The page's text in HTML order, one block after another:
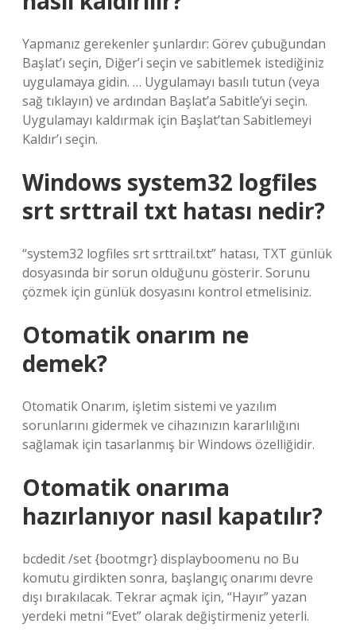
Yapmanız gerekenler şunlardır: Görev çubuğundan
Başlat’ı seçin, Diğer’i seçin ve sabitlemek istediğiniz
uygulamaya gidin. … Uygulamayı basılı tutun (veya
sağ tıklayın) ve ardından Başlat’a Sabitle’yi seçin.
Uygulamayı kaldırmak için Başlat’tan Sabitlemeyi
Kaldır’ı seçin.
Windows system32 logfiles
srt srttrail txt hatası nedir?
“system32 logfiles srt srttrail.txt” hatası, TXT günlük
dosyasında bir sorun olduğunu gösterir. Sorunu
çözmek için günlük dosyasını kontrol etmelisiniz.
Otomatik onarım ne
demek?
Otomatik Onarım, işletim sistemi ve yazılım
sorunlarını gidermek ve cihazınızın kararlılığını
sağlamak için tasarlanmış bir Windows özelliğidir.
Otomatik onarıma
hazırlanıyor nasıl kapatılır?
bcdedit /set {bootmgr} displayboomenu no Bu
komutu girdikten sonra, başlangıç ​​onarımı devre
dışı bırakılacak. Tekrar açmak için, “Hayır” yazan
yerdeki metni “Evet” olarak değiştirmeniz yeterli.